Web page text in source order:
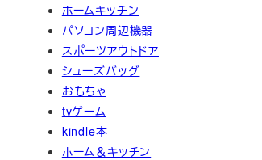
ホームキッチン
パソコン周辺機器
スポーツアウトドア
シューズバッグ
おもちゃ
tvゲーム
kindle本
ホーム＆キッチン